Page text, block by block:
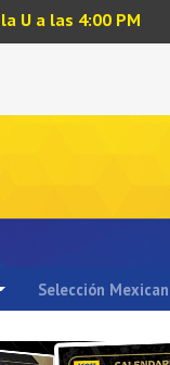
U a las 4:00 PM
Selección